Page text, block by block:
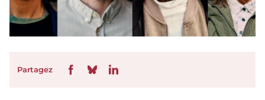
Partagez